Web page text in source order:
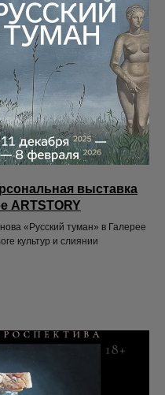
выставка
ARTSTORY
«Русский туман» в Галерее
культур и слиянии